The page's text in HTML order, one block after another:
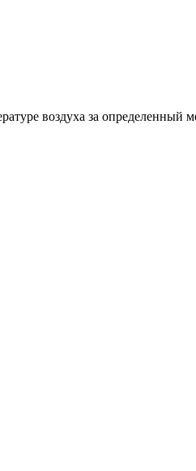
воздуха за определенный